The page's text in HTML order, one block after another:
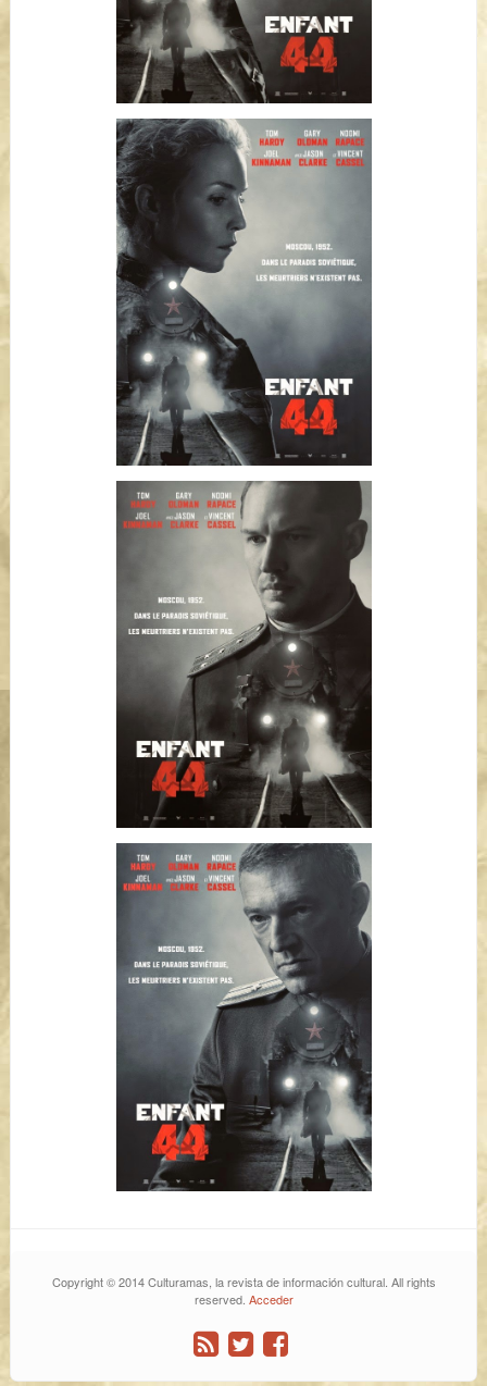
Copyright © 2014 Culturamas, la revista de información cultural. All rights
reserved. Acceder